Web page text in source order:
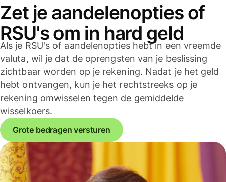
Zet je aandelenopties of
RSU's om in hard geld
Als je RSU's of aandelenopties hebt in een vreemde
valuta, wil je dat de oprengsten van je beslissing
zichtbaar worden op je rekening. Nadat je het geld
hebt ontvangen, kun je het rechtstreeks op je
rekening omwisselen tegen de gemiddelde
wisselkoers.
Grote bedragen versturen